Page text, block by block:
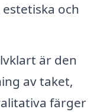
och
är den
av taket,
färger